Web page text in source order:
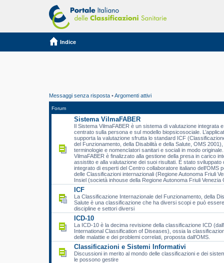
Indice
Messaggi senza risposta •Argomenti attivi
Forum
Sistema VilmaFABER
Il Sistema VilmaFABER è un sistema di valutazione integrata
centrato sulla persona e sul modello biopsicosociale.
supporta la valutazione sfrutta lo standard ICF
del Funzionamento, della Disabilità e della Salute, OMS
terminologie e nomenclatori sanitari e sociali in modo
VilmaFABER è finalizzato alla gestione della presa in carico
assistito e alla valutazione dei suoi risultati. È stato sviluppato
integrato di esperti del Centro collaboratore italiano dell’OMS
delle Classificazioni internazionali (Regione Autonoma Friuli
Insiel (società inhouse della Regione Autonoma Friuli Venezia
ICF
La Classificazione Internazionale del Funzionamento, della
Salute è una classificazione che ha diversi scopi e può
discipline e settori diversi
ICD-10
La ICD-10 è la decima revisione della classificazione ICD
International Classification of Diseases), ossia la
delle malattie e dei problemi correlati, proposta dall'OMS.
Classificazioni e Sistemi Informativi
Discussioni in merito al mondo delle classificazioni e dei
le possono gestire